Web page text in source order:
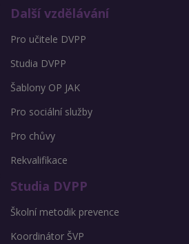
Další vzdělávání
Pro učitele DVPP
Studia DVPP
Šablony OP JAK
Pro sociální služby
Pro chůvy
Rekvalifikace
Studia DVPP
Školní metodik prevence
Koordinátor ŠVP